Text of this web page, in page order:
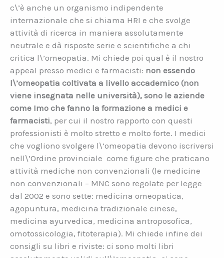
c\’è anche un organismo indipendente
internazionale che si chiama HRI e che svolge
attività di ricerca in maniera assolutamente
neutrale e dà risposte serie e scientifiche a chi
critica l\’omeopatia. Mi chiede poi qual è il nostro
appeal presso medici e farmacisti: non essendo
l\’omeopatia coltivata a livello accademico (non
viene insegnata nelle università), sono le aziende
come Imo che fanno la formazione a medici e
farmacisti, per cui il nostro rapporto con questi
professionisti è molto stretto e molto forte. I medici
che vogliono svolgere l\’omeopatia devono iscriversi
nell\’Ordine provinciale come figure che praticano
attività mediche non convenzionali (le medicine
non convenzionali – MNC sono regolate per legge
dal 2002 e sono sette: medicina omeopatica,
agopuntura, medicina tradizionale cinese,
medicina ayurvedica, medicina antroposofica,
omotossicologia, fitoterapia). Mi chiede infine dei
consigli su libri e riviste: ci sono molti libri